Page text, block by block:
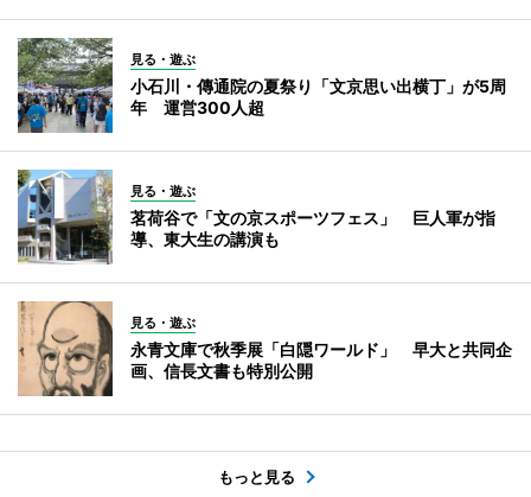
見る・遊ぶ
小石川・傳通院の夏祭り「文京思い出横丁」が5周
年 運営300人超
見る・遊ぶ
茗荷谷で「文の京スポーツフェス」 巨人軍が指
導、東大生の講演も
見る・遊ぶ
永青文庫で秋季展「白隠ワールド」 早大と共同企
画、信長文書も特別公開
もっと見る